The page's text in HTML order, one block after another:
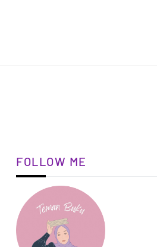
FOLLOW ME